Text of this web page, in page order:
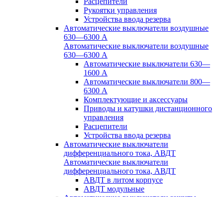
Рукоятки управления
Устройства ввода резерва
Автоматические выключатели воздушные
630—6300 А
Автоматические выключатели воздушные
630—6300 А
Автоматические выключатели 630—
1600 А
Автоматические выключатели 800—
6300 А
Комплектующие и аксессуары
Приводы и катушки дистанционного
управления
Расцепители
Устройства ввода резерва
Автоматические выключатели
дифференциального тока, АВДТ
Автоматические выключатели
дифференциального тока, АВДТ
АВДТ в литом корпусе
АВДТ модульные